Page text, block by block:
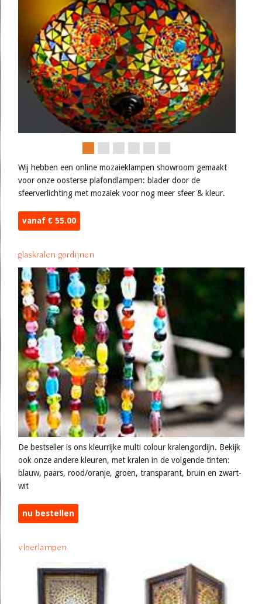
Wij hebben een online mozaieklampen showroom gemaakt
voor onze oosterse plafondlampen: blader door de
sfeerverlichting met mozaiek voor nog meer sfeer & kleur.
vanaf € 55.00
glaskralen gordijnen
De bestseller is ons kleurrijke multi colour kralengordijn. Bekijk
ook onze andere kleuren, met kralen in de volgende tinten:
blauw, paars, rood/oranje, groen, transparant, bruin en zwart-
wit
nu bestellen
vloerlampen